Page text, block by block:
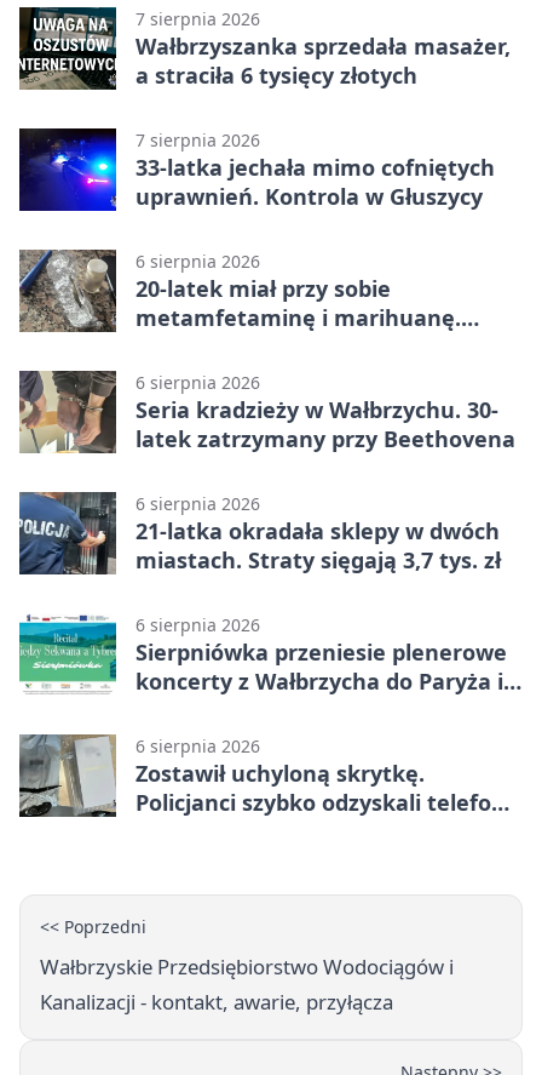
7 sierpnia 2026
Wałbrzyszanka sprzedała masażer,
a straciła 6 tysięcy złotych
7 sierpnia 2026
33-latka jechała mimo cofniętych
uprawnień. Kontrola w Głuszycy
6 sierpnia 2026
20-latek miał przy sobie
metamfetaminę i marihuanę.
6 sierpnia 2026
Seria kradzieży w Wałbrzychu. 30-
latek zatrzymany przy Beethovena
6 sierpnia 2026
21-latka okradała sklepy w dwóch
miastach. Straty sięgają 3,7 tys. zł
6 sierpnia 2026
Sierpniówka przeniesie plenerowe
koncerty z Wałbrzycha do Paryża i
6 sierpnia 2026
Zostawił uchyloną skrytkę.
Policjanci szybko odzyskali telefon
<< Poprzedni
Wałbrzyskie Przedsiębiorstwo Wodociągów i
Kanalizacji - kontakt, awarie, przyłącza